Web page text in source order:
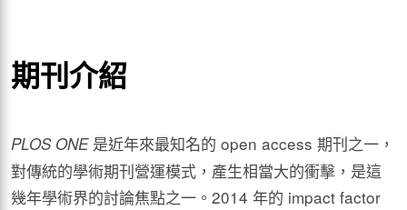
期刊介紹
PLOS ONE是近年來最知名的 open access 期刊之一，
對傳統的學術期刊營運模式，產生相當大的衝擊，是這
幾年學術界的討論焦點之一。2014 年的 impact factor